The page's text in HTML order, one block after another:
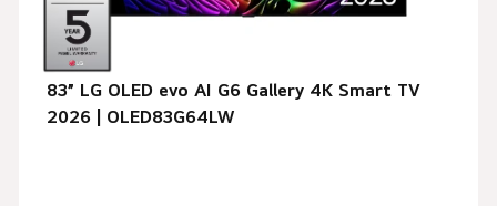
83” LG OLED evo AI G6 Gallery 4K Smart TV
2026 | OLED83G64LW